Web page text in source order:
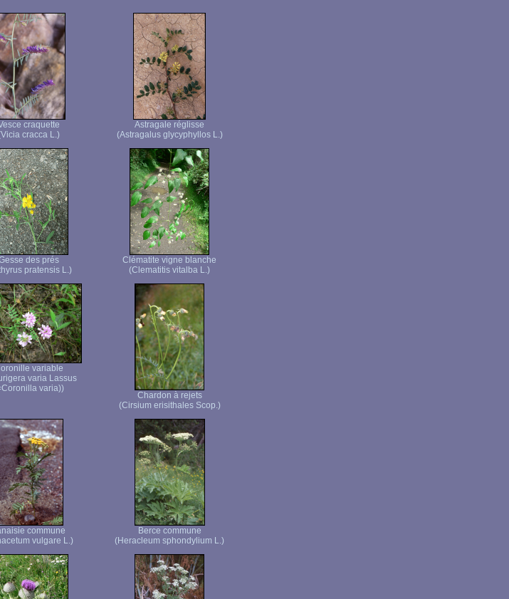
craquette
cracca L.)
Astragale réglisse
(Astragalus glycyphyllos L.)
des prés
pratensis L.)
Clématite vigne blanche
(Clematitis vitalba L.)
variable
varia Lassus
varia))
Chardon à rejets
(Cirsium erisithales Scop.)
commune
vulgare L.)
Berce commune
(Heracleum sphondylium L.)